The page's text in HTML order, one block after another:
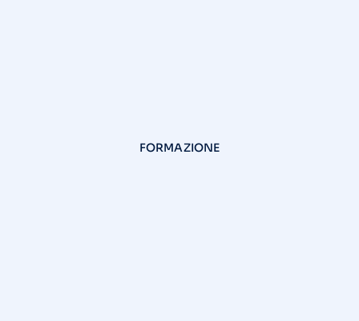
FORMAZIONE